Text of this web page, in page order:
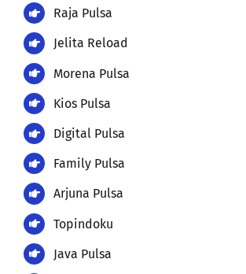
Raja Pulsa
Jelita Reload
Morena Pulsa
Kios Pulsa
Digital Pulsa
Family Pulsa
Arjuna Pulsa
Topindoku
Java Pulsa